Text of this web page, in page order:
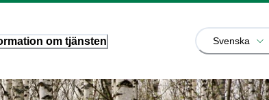
om tjänsten Svenska